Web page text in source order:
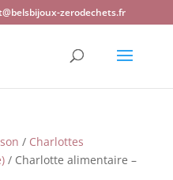
zerodechets.fr
/ Charlottes
/ Charlotte alimentaire –